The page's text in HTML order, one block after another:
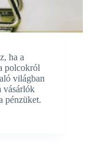
ha a
polcokról
világban
vásárlók
pénzüket.